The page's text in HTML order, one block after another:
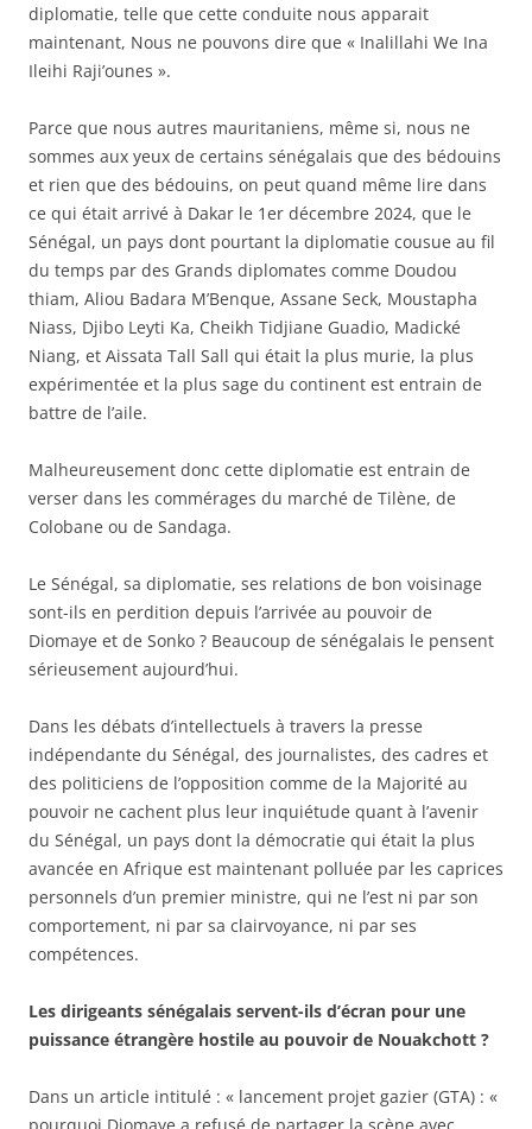
diplomatie, telle que cette conduite nous apparait
maintenant, Nous ne pouvons dire que « Inalillahi We Ina
Ileihi Raji’ounes ».
Parce que nous autres mauritaniens, même si, nous ne
sommes aux yeux de certains sénégalais que des bédouins
et rien que des bédouins, on peut quand même lire dans
ce qui était arrivé à Dakar le 1er décembre 2024, que le
Sénégal, un pays dont pourtant la diplomatie cousue au fil
du temps par des Grands diplomates comme Doudou
thiam, Aliou Badara M’Benque, Assane Seck, Moustapha
Niass, Djibo Leyti Ka, Cheikh Tidjiane Guadio, Madické
Niang, et Aissata Tall Sall qui était la plus murie, la plus
expérimentée et la plus sage du continent est entrain de
battre de l’aile.
Malheureusement donc cette diplomatie est entrain de
verser dans les commérages du marché de Tilène, de
Colobane ou de Sandaga.
Le Sénégal, sa diplomatie, ses relations de bon voisinage
sont-ils en perdition depuis l’arrivée au pouvoir de
Diomaye et de Sonko ? Beaucoup de sénégalais le pensent
sérieusement aujourd’hui.
Dans les débats d’intellectuels à travers la presse
indépendante du Sénégal, des journalistes, des cadres et
des politiciens de l’opposition comme de la Majorité au
pouvoir ne cachent plus leur inquiétude quant à l’avenir
du Sénégal, un pays dont la démocratie qui était la plus
avancée en Afrique est maintenant polluée par les caprices
personnels d’un premier ministre, qui ne l’est ni par son
comportement, ni par sa clairvoyance, ni par ses
compétences.
Les dirigeants sénégalais servent-ils d’écran pour une
puissance étrangère hostile au pouvoir de Nouakchott ?
Dans un article intitulé : « lancement projet gazier (GTA) : «